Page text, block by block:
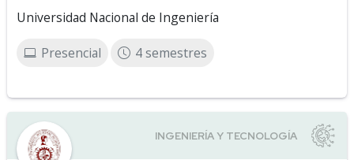
Universidad Nacional de Ingeniería
Presencial 4 semestres